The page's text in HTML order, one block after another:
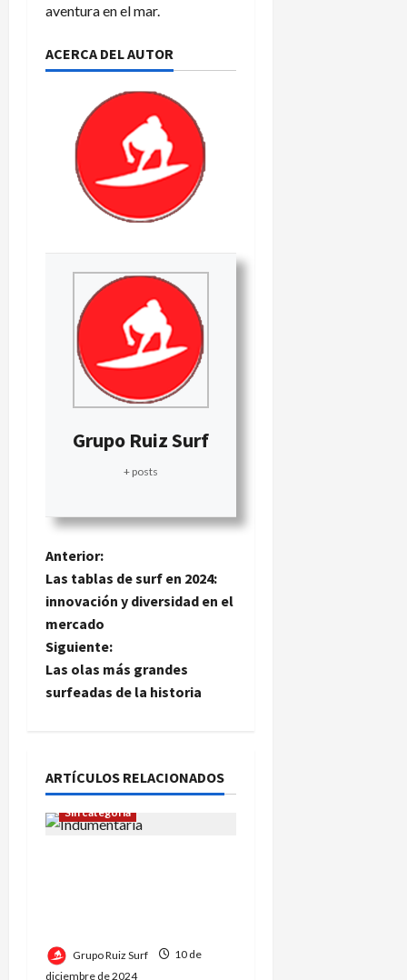
aventura en el mar.
ACERCA DEL AUTOR
Grupo Ruiz Surf
+ posts
N
a
v
e
c
i
d
Anterior:
Las tablas de surf en 2024:
innovación y diversidad en el
mercado
Siguiente:
Las olas más grandes
surfeadas de la historia
ARTÍCULOS RELACIONADOS
Sin categoría
Grupo Ruiz Surf
10 de
diciembre de 2024